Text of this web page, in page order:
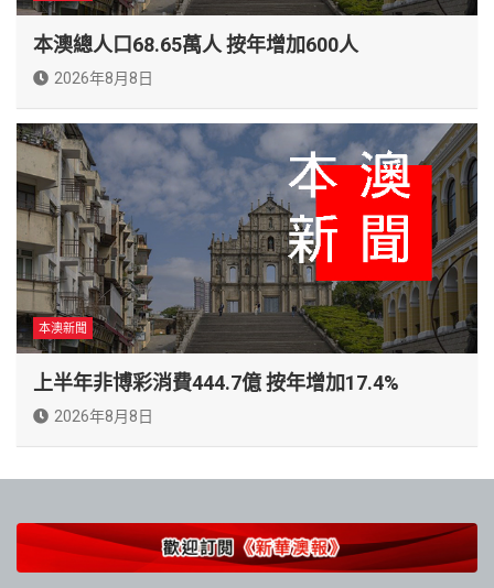
本澳總人口68.65萬人 按年增加600人
2026年8月8日
本澳新聞
上半年非博彩消費444.7億 按年增加17.4%
2026年8月8日